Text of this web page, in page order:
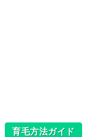
育毛方法ガイド